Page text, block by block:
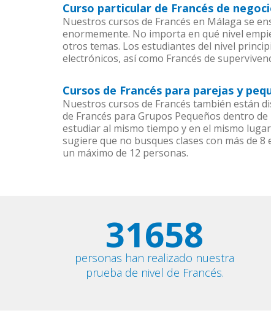
Curso particular de Francés de
Nuestros cursos de Francés en Málaga se
enormemente. No importa en qué nivel
otros temas. Los estudiantes del nivel
electrónicos, así como Francés de
Cursos de Francés para parejas y
Nuestros cursos de Francés también están
de Francés para Grupos Pequeños dentro
estudiar al mismo tiempo y en el mismo
sugiere que no busques clases con más de
un máximo de 12 personas.
31658
personas han realizado nuestra
prueba de nivel de Francés.